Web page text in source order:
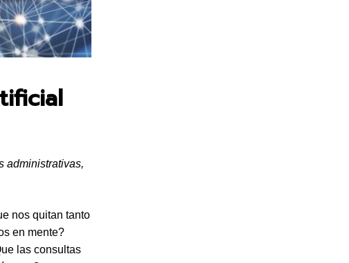
administrativas,
nos quitan tanto
en mente?
las consultas